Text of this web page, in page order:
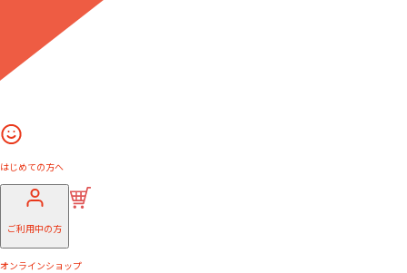
はじめての方へ
ご利用中の方
オンラインショップ